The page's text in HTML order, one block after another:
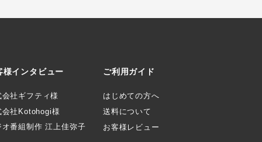
様インタビュー
会社ギフティ様
会社Kotohogi様
オ番組制作 江上佳弥子
ご利用ガイド
はじめての方へ
送料について
お客様レビュー